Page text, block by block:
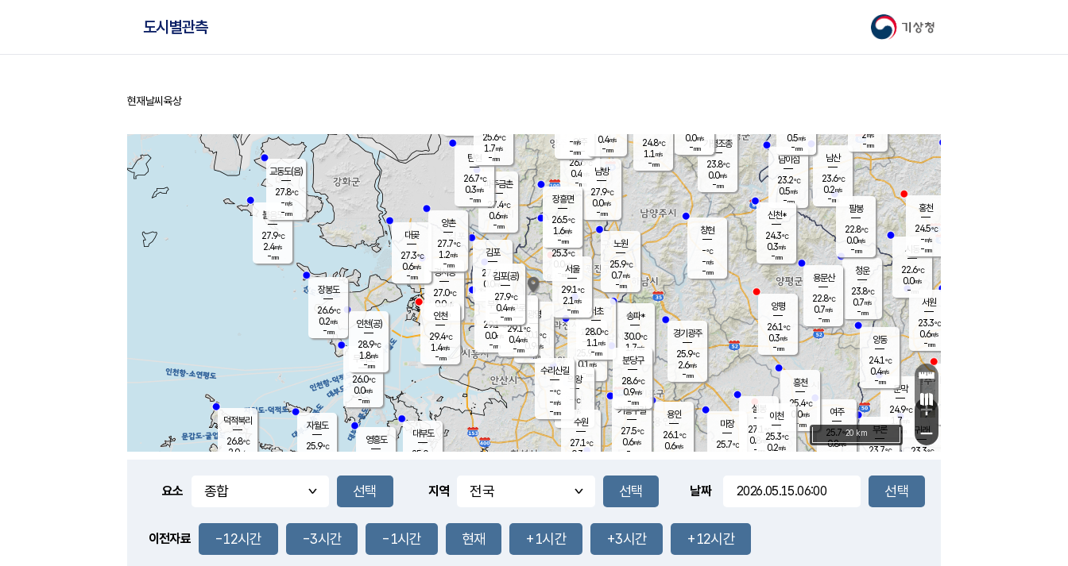
기상청
도시별관측
홈
현재날씨 육상
풍도
0.7m/s
문막
24.9℃
1.7m/s
mm
남이섬
23.2℃
0.5m/s
-mm
무의도
26.0℃
0.0m/s
-mm
영흥도
볼음도
27.9℃
2.4m/s
-mm
자월도
25.9℃
양주
26.6℃
0.4
-mm
부론
23.7℃
과천
25.9℃
0.1m/s
- mm
남산
23.6℃
0.2m/s
-mm
장봉도
26.6℃
0.2m/s
-mm
-mm
청운
23.8℃
0.7m/s
-mm
팔봉
22.8℃
0.0m/s
-mm
-mm
용인
26.1℃
0.6m/s
여주
25.7℃
0.8m/s
양동
24.1℃
0.4m/s
-mm
경기광주
25.9℃
2.6m/s
-mm
장호원
0.5m/s
-mm
26.2
℃
대부도
25.0
-
경서동
27.0℃
0.0m/s
-mm
파주금촌
27.4℃
0.6m/s
-mm
가평조종
23.8℃
0.0m/s
-mm
24.8℃
1.1 m/s
-mm
대곶
27.3℃
0.6m/s
-mm
신천*
24.3℃
0.3m/s
-mm
창현
-℃
-m/s
-mm
탄현
26.7℃
0.3m/s
-mm
0.0m/s
-mm
28.1℃
0.0m/s
-mm
흥천
25.4℃
0.0m/s
-mm
마장
25.7℃
의왕
- ℃
m/s
mm
김포
27.6℃
0.0 m/s
mm
설봉
27.1
0.8 m/s
- mm
광명
30.1
℃
0.9 m/s
-mm
부천
29.1℃
0.0m/s
-mm
-mm
양촌
27.7℃
1.2m/s
-mm
구로
29.1℃
0.4m/s
-mm
은평
25.3℃
0.0 m/s
- mm
노원
25.9℃
0.7m/s
-mm
송파*
30.0℃
1.7m/s
-mm
서초
28.0℃
1.1 m/s
-mm
남방
27.9℃
0.0m/s
-mm
기흥구갈
27.5℃
0.6m/s
-
수리산길
-℃
-m/s
-mm
분당구
28.6℃
0.9m/s
-mm
장흥면
26.5℃
1.6m/s
-mm
-m/s
-mm
시동
22.6℃
0.0m/s
- mm
귀래
23.3℃
서원
23.3℃
0.6m/s
-mm
용문산
22.8℃
0.7m/s
-mm
덕적북리
26.8℃
2.0m/s
인천(공)
28.9℃
1.8m/s
-mm
김포(공)
27.9℃
0.4m/s
-mm
교동도(음)
27.8℃
-m/s
-mm
홍천
24.5℃
-m/s
-mm
이천
25.3℃
0.2m/s
양평
26.1℃
0.3m/s
-mm
수원
27.1℃
0.3 m/s
인천
29.4℃
1.4m/s
-mm
서울
29.1℃
2.1 m/s
-mm
2m/s
-mm
25.6℃
1.7m/s
-mm
0.4m/s
-mm
+
−
20 km
요소 지역 날짜
이전자료 -12시간 -3시간 -1시간 현재 +1시간 +3시간 +12시간